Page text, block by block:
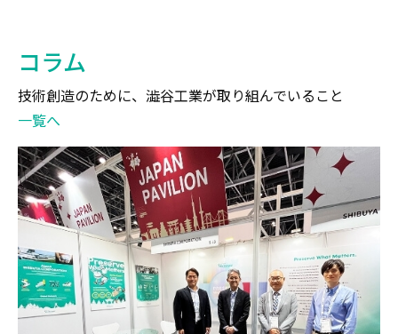
コラム
技術創造のために、澁谷工業が取り組んでいること
一覧へ